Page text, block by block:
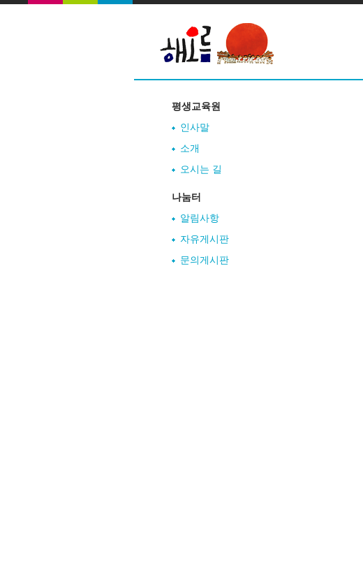
평생교육원
인사말
소개
오시는 길
나눔터
알림사항
자유게시판
문의게시판